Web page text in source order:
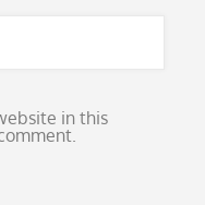
in this